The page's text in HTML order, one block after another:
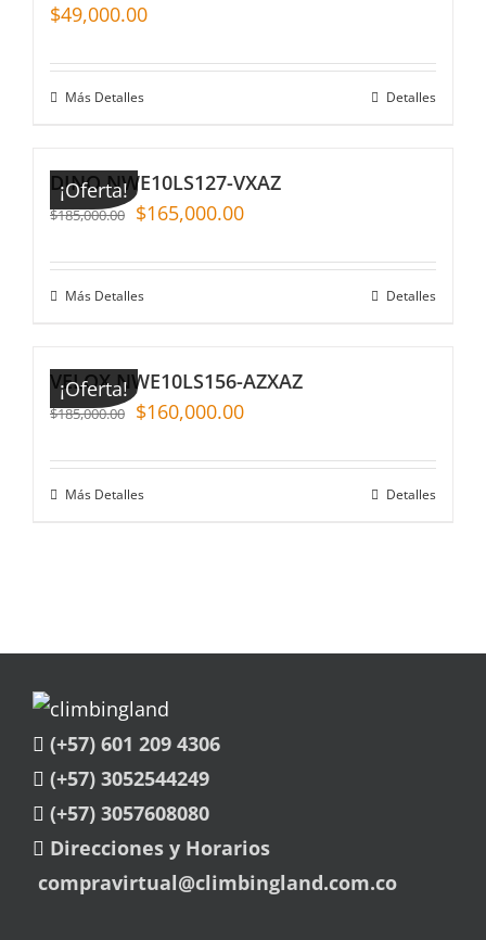
$49,000.00
Más Detalles Detalles
¡Oferta!
DINO NWE10LS127-VXAZ
$185,000.00 $165,000.00
Más Detalles Detalles
¡Oferta!
VELOX NWE10LS156-AZXAZ
$185,000.00 $160,000.00
Más Detalles Detalles
(+57) 601 209 4306
(+57) 3052544249
(+57) 3057608080
Direcciones y Horarios
compravirtual@climbingland.com.co